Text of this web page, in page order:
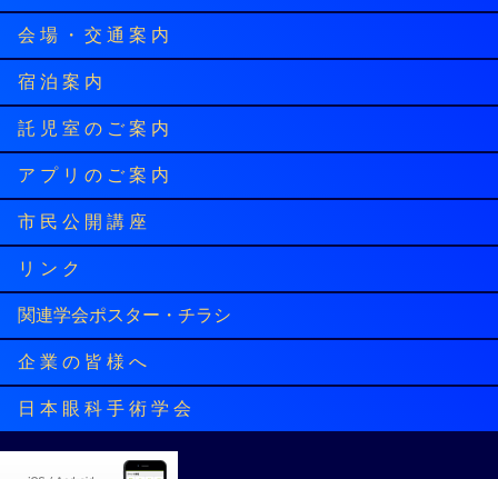
会 場 ・ 交 通 案 内
宿 泊 案 内
託 児 室 の ご 案 内
ア プ リ の ご 案 内
市 民 公 開 講 座
リ ン ク
関連学会ポスター・チラシ
企 業 の 皆 様 へ
日 本 眼 科 手 術 学 会